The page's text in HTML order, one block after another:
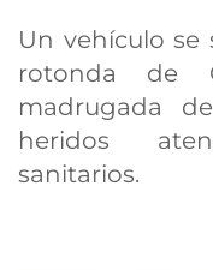
Un vehículo se
rotonda de
madrugada
heridos
sanitarios.